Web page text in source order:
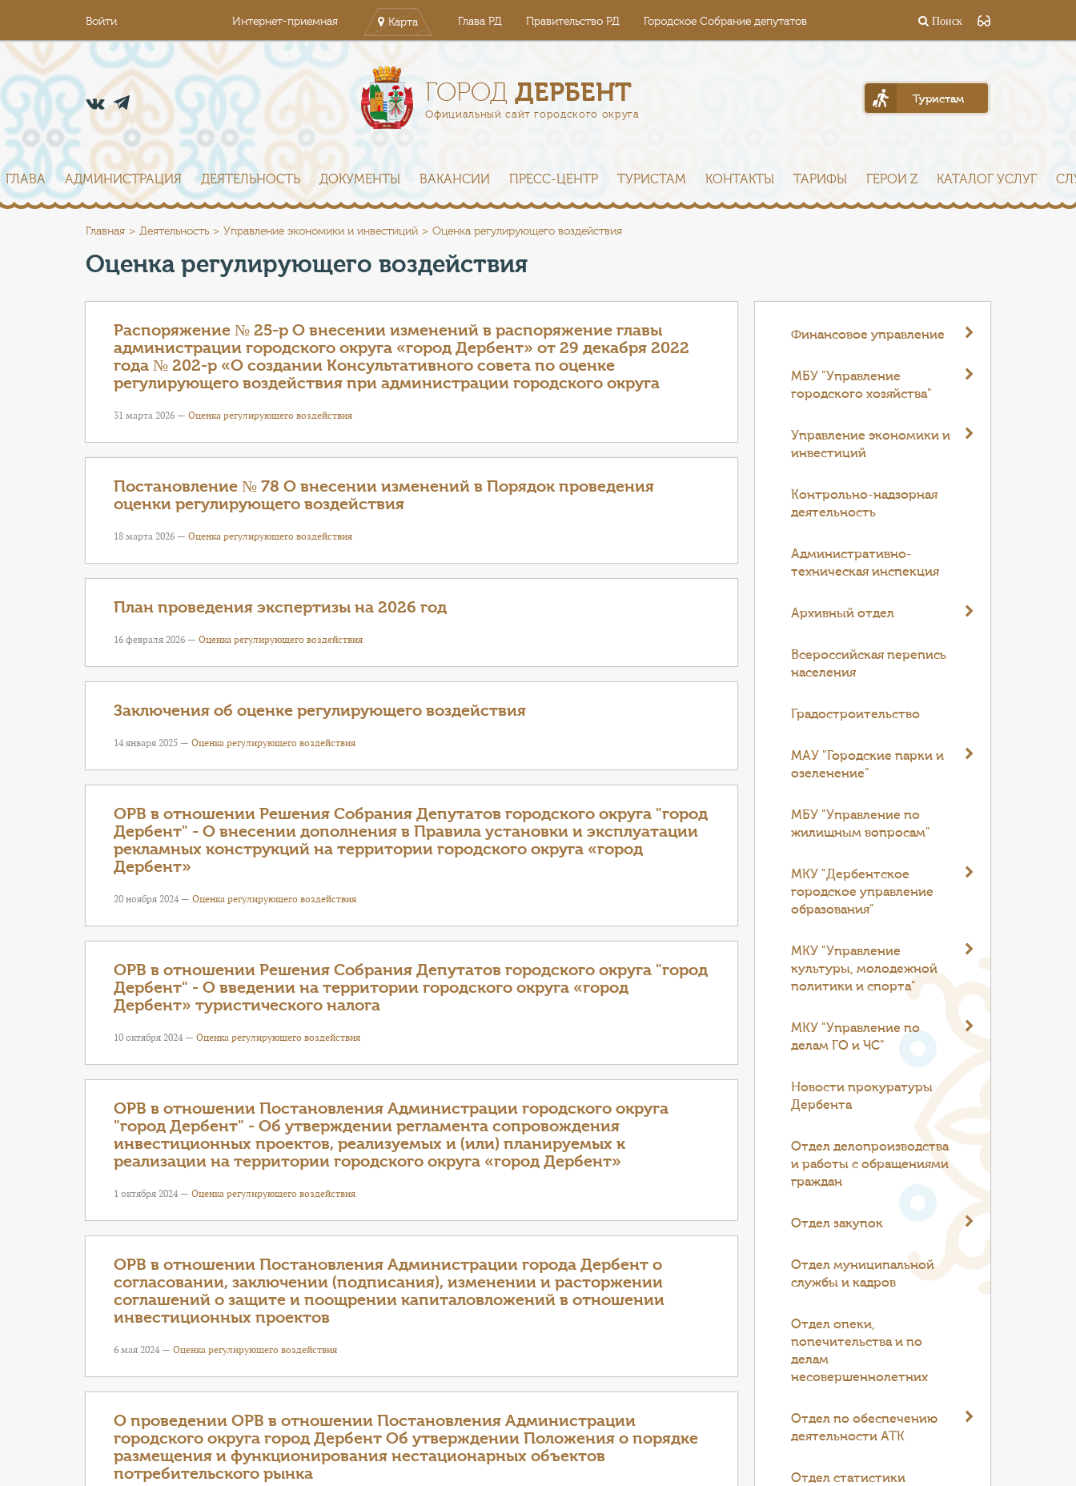
Войти Интернет-приемная Карта Глава РД Правительство РД Городское Собрание депутатов Поиск
ГОРОДДЕРБЕНТ
Официальный сайт городского округа
Туристам
ГЛАВА АДМИНИСТРАЦИЯ ДЕЯТЕЛЬНОСТЬ ДОКУМЕНТЫ ВАКАНСИИ ПРЕСС-ЦЕНТР ТУРИСТАМ КОНТАКТЫ ТАРИФЫ ГЕРОИ Z КАТАЛОГ УСЛУГ
Главная Деятельность Управление экономики и инвестиций Оценка регулирующего воздействия
Оценка регулирующего воздействия
Распоряжение № 25-р О внесении изменений в распоряжение главы
администрации городского округа «город Дербент» от 29 декабря 2022
года № 202-p «О создании Консультативного совета по оценке
регулирующего воздействия при администрации городского округа
31 марта 2026 — Оценка регулирующего воздействия
Постановление № 78 О внесении изменений в Порядок проведения
оценки регулирующего воздействия
18 марта 2026 — Оценка регулирующего воздействия
План проведения экспертизы на 2026 год
16 февраля 2026 — Оценка регулирующего воздействия
Заключения об оценке регулирующего воздействия
14 января 2025 — Оценка регулирующего воздействия
ОРВ в отношении Решения Собрания Депутатов городского округа "город
Дербент" - О внесении дополнения в Правила установки и эксплуатации
рекламных конструкций на территории городского округа «город
Дербент»
20 ноября 2024 — Оценка регулирующего воздействия
ОРВ в отношении Решения Собрания Депутатов городского округа "город
Дербент" - О введении на территории городского округа «город
Дербент» туристического налога
10 октября 2024 — Оценка регулирующего воздействия
ОРВ в отношении Постановления Администрации городского округа
"город Дербент" - Об утверждении регламента сопровождения
инвестиционных проектов, реализуемых и (или) планируемых к
реализации на территории городского округа «город Дербент»
1 октября 2024 — Оценка регулирующего воздействия
ОРВ в отношении Постановления Администрации города Дербент о
согласовании, заключении (подписания), изменении и расторжении
соглашений о защите и поощрении капиталовложений в отношении
инвестиционных проектов
6 мая 2024 — Оценка регулирующего воздействия
О проведении ОРВ в отношении Постановления Администрации
городского округа город Дербент Об утверждении Положения о порядке
размещения и функционирования нестационарных объектов
потребительского рынка
Финансовое управление
МБУ "Управление
городского хозяйства"
Управление экономики и
инвестиций
Контрольно-надзорная
деятельность
Административно-
техническая инспекция
Архивный отдел
Всероссийская перепись
населения
Градостроительство
МАУ "Городские парки и
озеленение"
МБУ "Управление по
жилищным вопросам"
МКУ "Дербентское
городское управление
образования"
МКУ "Управление
культуры, молодежной
политики и спорта"
МКУ "Управление по
делам ГО и ЧС"
Новости прокуратуры
Дербента
Отдел делопроизводства
и работы с обращениями
граждан
Отдел закупок
Отдел муниципальной
службы и кадров
Отдел опеки,
попечительства и по
делам
несовершеннолетних
Отдел по обеспечению
деятельности АТК
Отдел статистики